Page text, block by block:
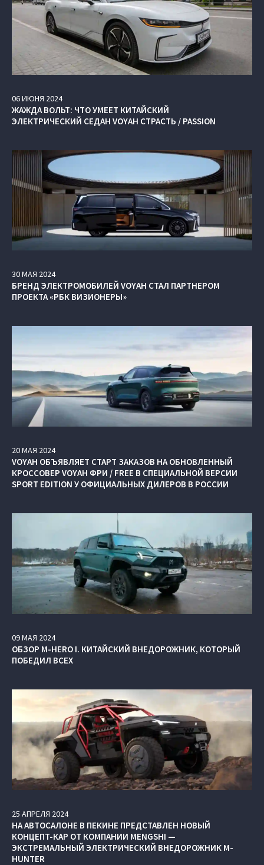
06ИЮНЯ 2024
ЖАЖДА ВОЛЬТ: ЧТО УМЕЕТ КИТАЙСКИЙ
ЭЛЕКТРИЧЕСКИЙ СЕДАН VOYAH СТРАСТЬ / PASSION
30МАЯ 2024
БРЕНД ЭЛЕКТРОМОБИЛЕЙ VOYAH СТАЛ ПАРТНЕРОМ
ПРОЕКТА «РБК ВИЗИОНЕРЫ»
20МАЯ 2024
VOYAH ОБЪЯВЛЯЕТ СТАРТ ЗАКАЗОВ НА ОБНОВЛЕННЫЙ
КРОССОВЕР VOYAH ФРИ / FREE В СПЕЦИАЛЬНОЙ ВЕРСИИ
SPORT EDITION У ОФИЦИАЛЬНЫХ ДИЛЕРОВ В РОССИИ
09МАЯ 2024
ОБЗОР M‑HERO I. КИТАЙСКИЙ ВНЕДОРОЖНИК, КОТОРЫЙ
ПОБЕДИЛ ВСЕХ
25 АПРЕЛЯ 2024
НА АВТОСАЛОНЕ В ПЕКИНЕ ПРЕДСТАВЛЕН НОВЫЙ
КОНЦЕПТ-КАР ОТ КОМПАНИИ MENGSHI —
ЭКСТРЕМАЛЬНЫЙ ЭЛЕКТРИЧЕСКИЙ ВНЕДОРОЖНИК M-
HUNTER